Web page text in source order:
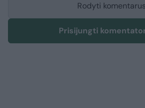
Rodyti komentarus
Prisijungti